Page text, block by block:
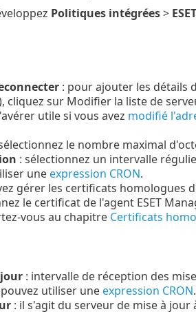
Politiques intégrées>
: pour ajouter les détails
cliquez sur Modifier la liste de
utile si vous avez modifié
le nombre maximal
: sélectionnez un intervalle
uneexpression CRON.
gérer les certificats homologues
le certificat de l'agent ESET
vous au chapitre Certificats
: intervalle de réception des
utiliser uneexpression CRON
: il s'agit du serveur de mise à jour